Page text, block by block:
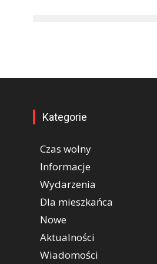
Kategorie
Czas wolny
Informacje
Wydarzenia
Dla mieszkańca
Nowe
Aktualności
Wiadomości